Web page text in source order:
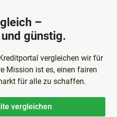
–
günstig.
vergleichen wir für
Mission ist es, einen fairen
für alle zu schaffen.
vergleichen